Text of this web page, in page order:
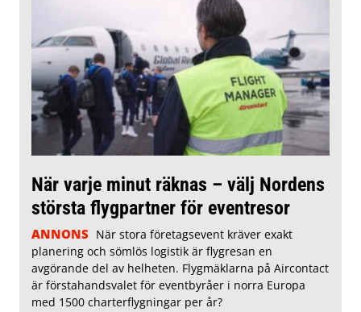
När varje minut räknas – välj Nordens
största flygpartner för eventresor
ANNONS När stora företagsevent kräver exakt
planering och sömlös logistik är flygresan en
avgörande del av helheten. Flygmäklarna på Aircontact
är förstahandsvalet för eventbyråer i norra Europa
med 1500 charterflygningar per år?